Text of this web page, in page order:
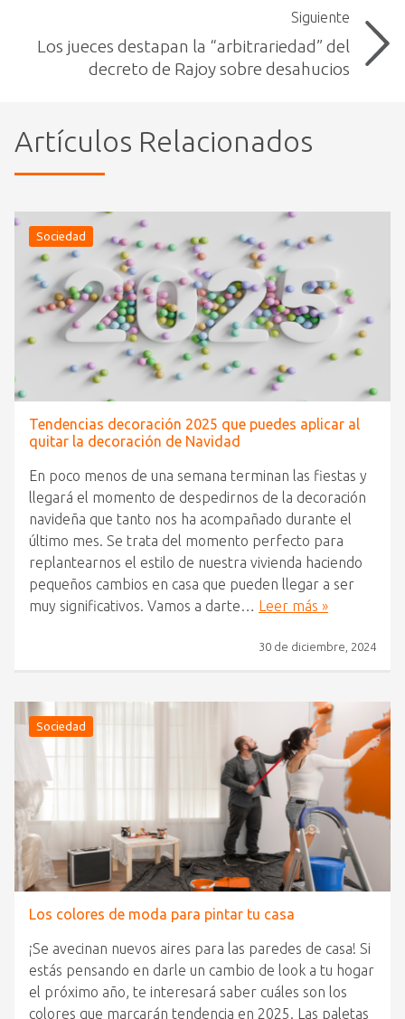
Siguiente
Los jueces destapan la “arbitrariedad” del
decreto de Rajoy sobre desahucios
Artículos Relacionados
Sociedad
Tendencias decoración 2025 que puedes aplicar al
quitar la decoración de Navidad
En poco menos de una semana terminan las fiestas y
llegará el momento de despedirnos de la decoración
navideña que tanto nos ha acompañado durante el
último mes. Se trata del momento perfecto para
replantearnos el estilo de nuestra vivienda haciendo
pequeños cambios en casa que pueden llegar a ser
muy significativos. Vamos a darte… Leer más »
30 de diciembre, 2024
Sociedad
Los colores de moda para pintar tu casa
¡Se avecinan nuevos aires para las paredes de casa! Si
estás pensando en darle un cambio de look a tu hogar
el próximo año, te interesará saber cuáles son los
colores que marcarán tendencia en 2025. Las paletas